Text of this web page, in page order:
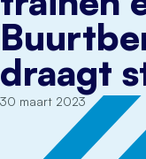
draagt
30 maart 2023